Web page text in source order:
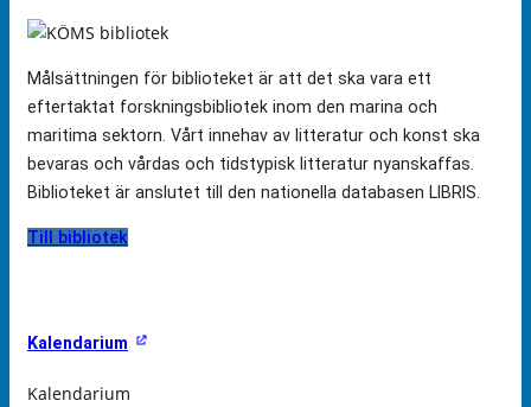
Målsättningen för biblioteket är att det ska vara ett
eftertaktat forskningsbibliotek inom den marina och
maritima sektorn. Vårt innehav av litteratur och konst ska
bevaras och vårdas och tidstypisk litteratur nyanskaffas.
Biblioteket är anslutet till den nationella databasen LIBRIS.
Till bibliotek
Kalendarium
Kalendarium